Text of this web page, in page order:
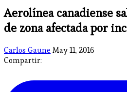
Aerolínea canadiense
de zona afectada por
Carlos Gaune May 11, 2016
Compartir: